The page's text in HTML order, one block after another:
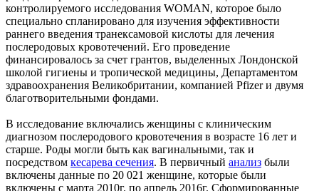
контролируемого исследования WOMAN, которое было
специально спланировано для изучения эффективности
раннего введения транексамовой кислоты для лечения
послеродовых кровотечений. Его проведение
финансировалось за счет грантов, выделенных Лондонской
школой гигиены и тропической медицины, Департаментом
здравоохранения Великобритании, компанией Pfizer и двумя
благотворительными фондами.
В исследование включались женщины с клиническим
диагнозом послеродового кровотечения в возрасте 16 лет и
старше. Роды могли быть как вагинальными, так и
посредством кесарева сечения. В первичный анализ были
включены данные по 20 021 женщине, которые были
включены с марта 2010г. по апрель 2016г. Сформированные